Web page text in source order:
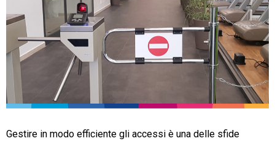
HR
Trust Services
TeamSystem Corporate
Gestire in modo efficiente gli accessi è una delle sfide